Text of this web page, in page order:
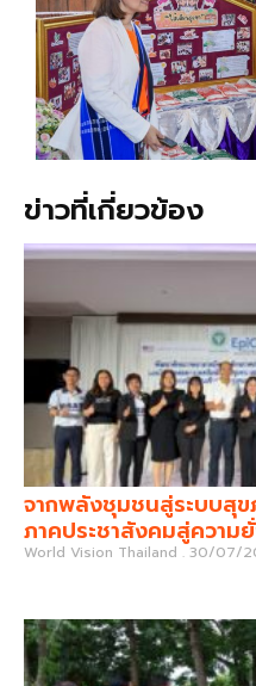
ข่าวที่เกี่ยวข้อง
จากพลังชุมชนสู่ระบบสุ
ภาคประชาสังคมสู่ความ
World Vision Thailand 30/07/